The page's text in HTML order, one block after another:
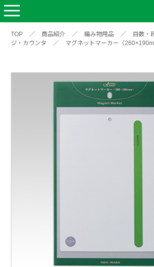
TOP ／ 商品紹介 ／ 編み物用品 ／ 目数・
ジ・カウンタ
／ マグネットマーカー〈